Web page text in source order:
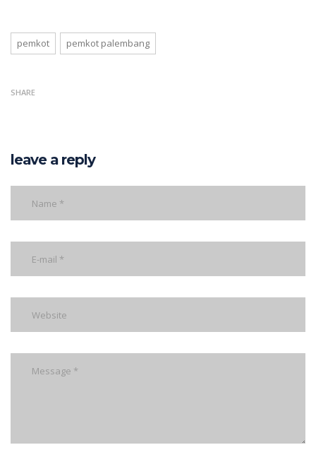
pemkot pemkot palembang
SHARE
leave a reply